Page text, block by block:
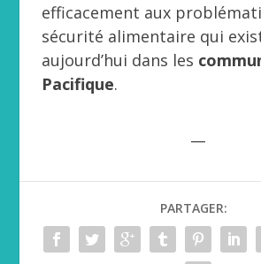
efficacement aux
sécurité alimentaire qui
aujourd’hui dans les
Pacifique.
PARTAGER: